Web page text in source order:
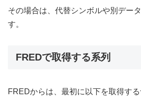
その場合は、代替シンボルや別デー
す。
FREDで取得する系列
FREDからは、最初に以下を取得する